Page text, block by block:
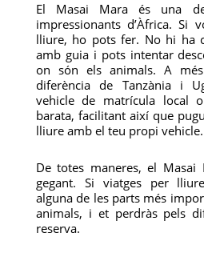
El Masai Mara és una
impressionants d’Àfrica. Si
lliure, ho pots fer. No hi ha
amb guia i pots intentar
on són els animals. A
diferència de Tanzània i
vehicle de matrícula local
barata, facilitant així que
lliure amb el teu propi vehicle.
De totes maneres, el Masai
gegant. Si viatges per
alguna de les parts més
animals, i et perdràs pels
reserva.